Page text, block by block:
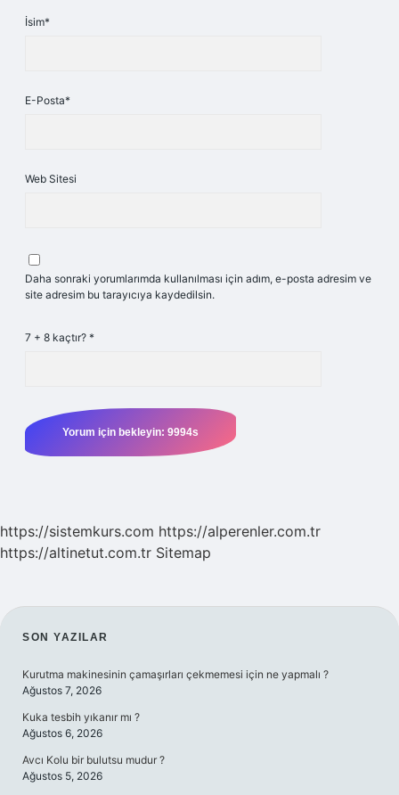
İsim*
E-Posta*
Web Sitesi
Daha sonraki yorumlarımda kullanılması için adım, e-posta adresim ve
site adresim bu tarayıcıya kaydedilsin.
7 + 8 kaçtır? *
https://sistemkurs.com https://alperenler.com.tr
https://altinetut.com.tr Sitemap
SIDEBAR
SON YAZILAR
Kurutma makinesinin çamaşırları çekmemesi için ne yapmalı ?
Ağustos 7, 2026
Kuka tesbih yıkanır mı ?
Ağustos 6, 2026
Avcı Kolu bir bulutsu mudur ?
Ağustos 5, 2026